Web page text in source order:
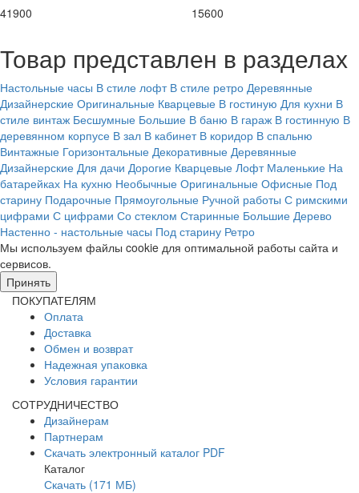
41900
15600
Товар представлен в разделах
Настольные часы В стиле лофт В стиле ретро Деревянные
Дизайнерские Оригинальные Кварцевые В гостиную Для кухни В
стиле винтаж Бесшумные Большие В баню В гараж В гостинную В
деревянном корпусе В зал В кабинет В коридор В спальню
Винтажные Горизонтальные Декоративные Деревянные
Дизайнерские Для дачи Дорогие Кварцевые Лофт Маленькие На
батарейках На кухню Необычные Оригинальные Офисные Под
старину Подарочные Прямоугольные Ручной работы С римскими
цифрами С цифрами Со стеклом Старинные Большие Дерево
Настенно - настольные часы Под старину Ретро
Мы используем файлы cookie для оптимальной работы сайта и
сервисов.
Принять
ПОКУПАТЕЛЯМ
Оплата
Доставка
Обмен и возврат
Надежная упаковка
Условия гарантии
СОТРУДНИЧЕСТВО
Дизайнерам
Партнерам
Скачать электронный каталог PDF
Каталог
Скачать (171 МБ)